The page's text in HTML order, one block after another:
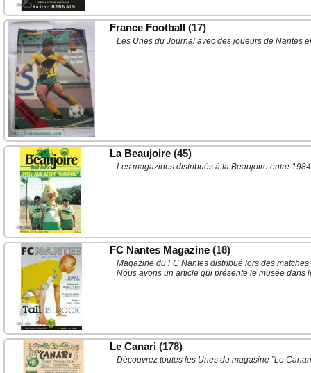
France Football (17)
Les Unes du Journal avec des joueurs de Nantes
La Beaujoire (45)
Les magazines distribués à la Beaujoire entre
FC Nantes Magazine (18)
Magazine du FC Nantes distribué lors des
Nous avons un article qui présente le musée dans
Le Canari (178)
Découvrez toutes les Unes du magasine "Le